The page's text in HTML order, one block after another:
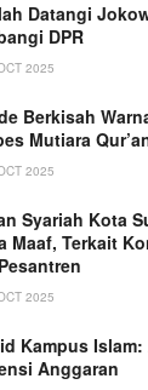
Datangi
DPR
2025
Berkisah
Mutiara
2025
Syariah Kota
Maaf, Terkait
2025
Kampus
Anggaran